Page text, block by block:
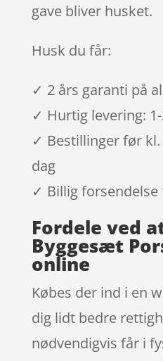
gave bliver husket.
Husk du får:
✓ 2 års garanti på
✓ Hurtig levering:
✓ Bestillinger før
dag
✓ Billig forsendelse
Fordele ved
Byggesæt
online
Købes der ind i en
dig lidt bedre
nødvendigvis får i